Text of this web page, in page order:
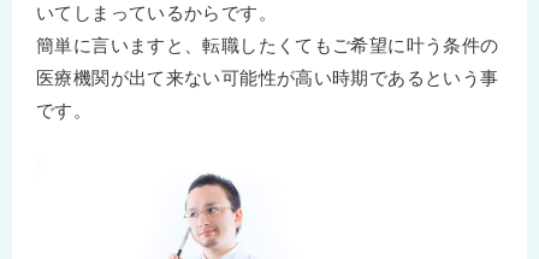
いてしまっているからです。
簡単に言いますと、転職したくてもご希望に叶う条件の
医療機関が出て来ない可能性が高い時期であるという事
です。